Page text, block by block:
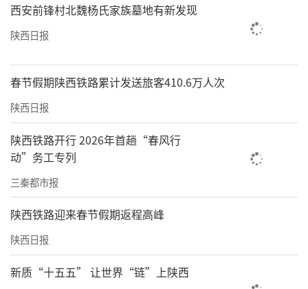
西安前锋村北魏杨氏家族墓地有新发现
陕西日报
春节假期陕西铁路累计发送旅客410.6万人次
陕西日报
陕西铁路开行 2026年首趟“春风行
动”务工专列
三秦都市报
陕西铁路迎来春节假期返程高峰
陕西日报
新质“十五五” 让世界“链”上陕西